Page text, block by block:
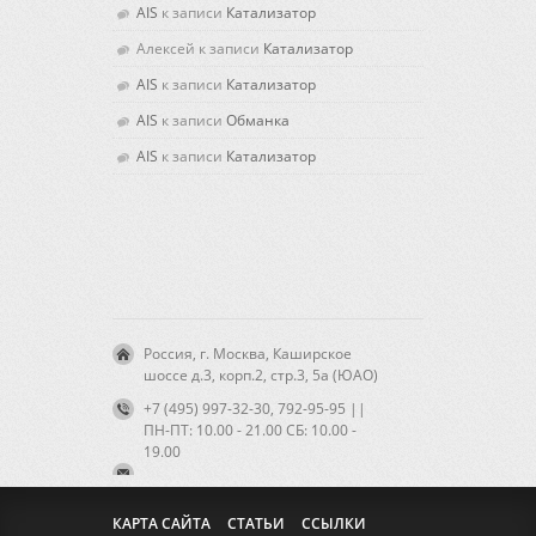
AIS к записи Катализатор
Алексей к записи Катализатор
AIS к записи Катализатор
AIS к записи Обманка
AIS к записи Катализатор
Россия, г. Москва, Каширское
шоссе д.3, корп.2, стр.3, 5а (ЮАО)
+7 (495) 997-32-30, 792-95-95 ||
ПН-ПТ: 10.00 - 21.00 CБ: 10.00 -
19.00
КАРТА САЙТА СТАТЬИ
ССЫЛКИ